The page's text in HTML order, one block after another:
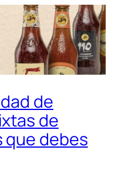
de
de
que debes